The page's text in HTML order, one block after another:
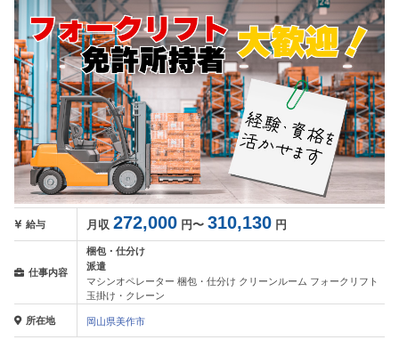
給与 月収 272,000 円〜 310,130 円
仕事内容
梱包・仕分け
派遣
マシンオペレーター 梱包・仕分け クリーンルーム フォークリフト
玉掛け・クレーン
所在地
岡山県美作市